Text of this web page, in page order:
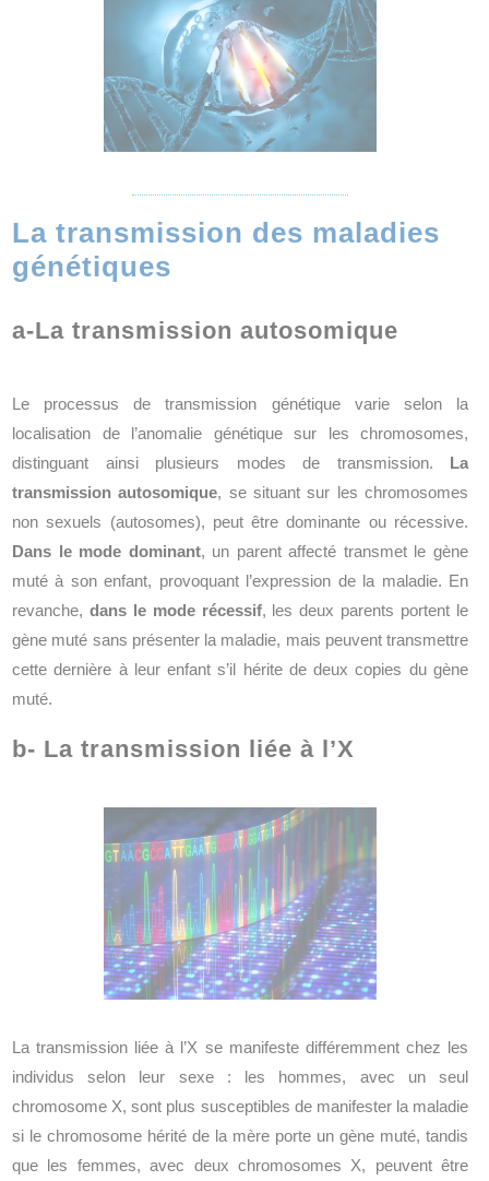
La transmission des maladies
génétiques
a-La transmission autosomique
Le processus de transmission génétique varie selon la
localisation de l’anomalie génétique sur les chromosomes,
distinguant ainsi plusieurs modes de transmission. La
transmission autosomique, se situant sur les chromosomes
non sexuels (autosomes), peut être dominante ou récessive.
Dans le mode dominant, un parent affecté transmet le gène
muté à son enfant, provoquant l’expression de la maladie. En
revanche, dans le mode récessif, les deux parents portent le
gène muté sans présenter la maladie, mais peuvent transmettre
cette dernière à leur enfant s’il hérite de deux copies du gène
muté.
b- La transmission liée à l’X
La transmission liée à l’X se manifeste différemment chez les
individus selon leur sexe : les hommes, avec un seul
chromosome X, sont plus susceptibles de manifester la maladie
si le chromosome hérité de la mère porte un gène muté, tandis
que les femmes, avec deux chromosomes X, peuvent être